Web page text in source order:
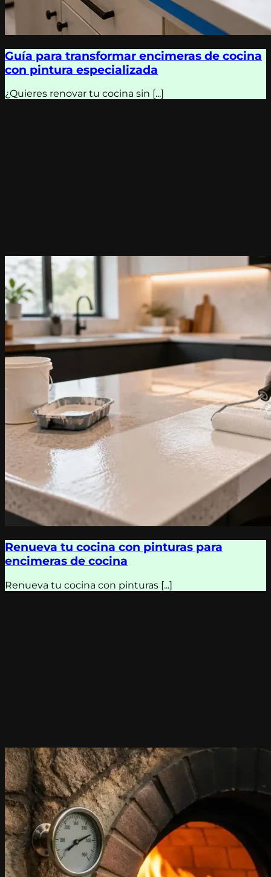
Guía para transformar encimeras de cocina
con pintura especializada
¿Quieres renovar tu cocina sin [...]
Renueva tu cocina con pinturas para
encimeras de cocina
Renueva tu cocina con pinturas [...]